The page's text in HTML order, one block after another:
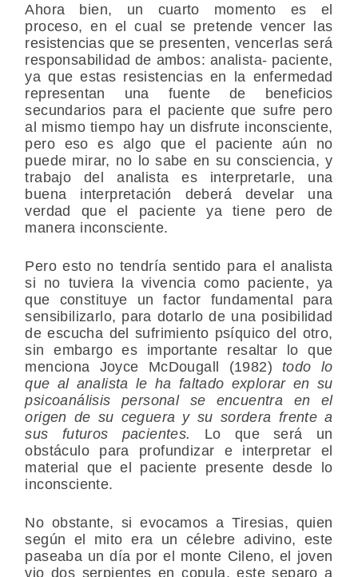
Ahora bien, un cuarto momento es el
proceso, en el cual se pretendevencer las
resistencias que se presenten, vencerlas será
responsabilidad de ambos: analista- paciente,
ya que estas resistencias en la enfermedad
representan una fuente de beneficios
secundarios para el paciente que sufre pero
al mismo tiempo hay un disfrute inconsciente,
pero eso es algo que el paciente aún no
puede mirar, no lo sabe en su consciencia, y
trabajo del analista es interpretarle, una
buena interpretación deberá develar una
verdad que el paciente ya tiene pero de
manera inconsciente.
Pero esto no tendría sentido para el analista
si no tuviera la vivencia como paciente, ya
que constituye un factor fundamental para
sensibilizarlo, para dotarlo de una posibilidad
de escucha del sufrimiento psíquico del otro,
sin embargo es importante resaltar lo que
menciona Joyce McDougall (1982)todo lo
que al analista le ha faltado explorar en su
psicoanálisis personal se encuentra en el
origen de su ceguera y su sordera frente a
sus futuros pacientes. Lo que será un
obstáculo para profundizar e interpretar el
material que el paciente presente desde lo
inconsciente.
No obstante, si evocamos a Tiresias, quien
según el mito era un célebre adivino, este
paseaba un día por el monte Cileno, el joven
vio dos serpientes en copula, este separo a